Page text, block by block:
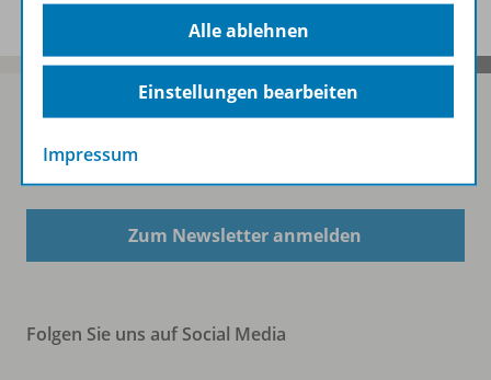
Sofort profitieren
Zum Newsletter anmelden
Folgen Sie uns auf Social Media
Alle ablehnen
Einstellungen bearbeiten
Impressum